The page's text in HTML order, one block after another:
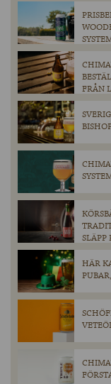
FRÅN
SLÄPP
HÄR